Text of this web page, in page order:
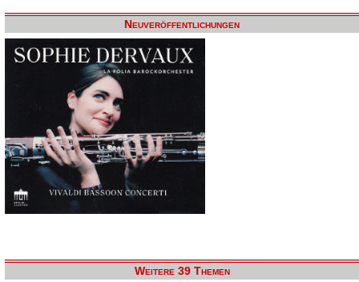
Neuveröffentlichungen
Weitere 39 Themen